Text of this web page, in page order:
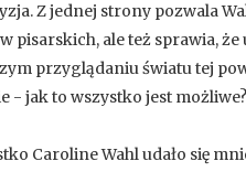
Z jednej strony pozwala
pisarskich, ale też sprawia,
przyglądaniu światu tej
- jak to wszystko jest możliwe?
Caroline Wahl udało się